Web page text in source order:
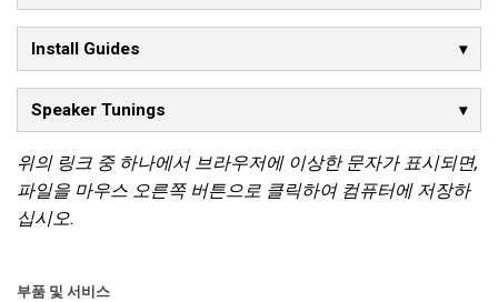
Install Guides
Speaker Tunings
위의 링크 중 하나에서 브라우저에 이상한 문자가 표시되면,
파일을 마우스 오른쪽 버튼으로 클릭하여 컴퓨터에 저장하
십시오.
부품 및 서비스